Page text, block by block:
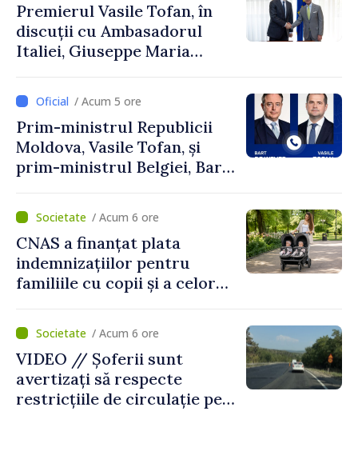
Premierul Vasile Tofan, în
discuții cu Ambasadorul
Italiei, Giuseppe Maria
/ Acum 5 ore
Prim-ministrul Republicii
Moldova, Vasile Tofan, și
prim-ministrul Belgiei, Bart
despre parcursul european
al Republicii Moldova.
/ Acum 6 ore
CNAS a finanțat plata
indemnizațiilor pentru
familiile cu copii și a celor
temporară de muncă
/ Acum 6 ore
VIDEO // Șoferii sunt
avertizați să respecte
restricțiile de circulație pe